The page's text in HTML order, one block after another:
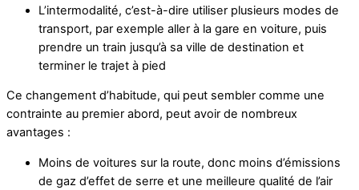
L’intermodalité, c’est-à-dire utiliser plusieurs modes de
transport, par exemple aller à la gare en voiture, puis
prendre un train jusqu’à sa ville de destination et
terminer le trajet à pied
Ce changement d’habitude, qui peut sembler comme une
contrainte au premier abord, peut avoir de nombreux
avantages :
Moins de voitures sur la route, donc moins d’émissions
de gaz d’effet de serre et une meilleure qualité de l’air